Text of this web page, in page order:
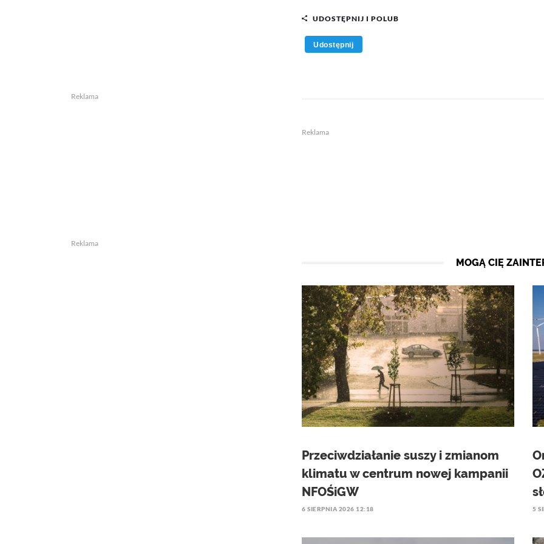
UDOSTĘPNIJ I POLUB
Udostępnij
Reklama
MOGĄ CIĘ
Przeciwdziałanie suszy i zmianom
klimatu w centrum nowej kampanii
NFOŚiGW
6 SIERPNIA 2026 12:18 5
Reklama
Reklama